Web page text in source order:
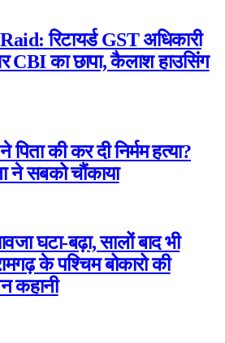
रिटायर्ड GST अधिकारी
CBI का छापा, कैलाश हाउसिंग
की कर दी निर्मम हत्या?
ने सबको चौंकाया
घटा-बढ़ा, सालों बाद भी
के पश्चिम बोकारो की
कहानी